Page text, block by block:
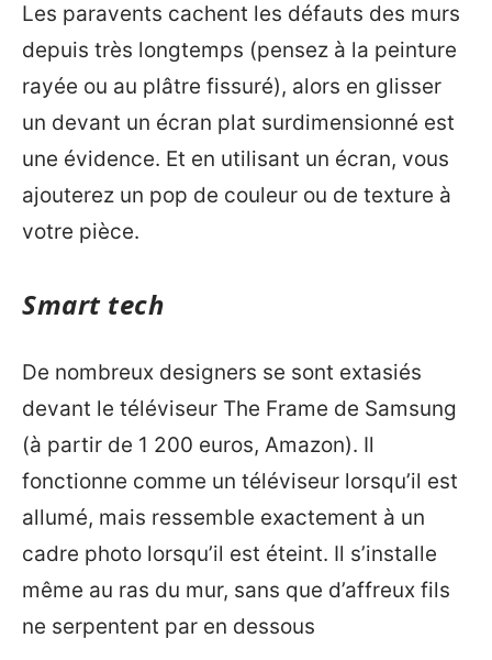
Les paravents cachent les défauts des murs
depuis très longtemps (pensez à la peinture
rayée ou au plâtre fissuré), alors en glisser
un devant un écran plat surdimensionné est
une évidence. Et en utilisant un écran, vous
ajouterez un pop de couleur ou de texture à
votre pièce.
Smart tech
De nombreux designers se sont extasiés
devant le téléviseur The Frame de Samsung
(à partir de 1 200 euros, Amazon). Il
fonctionne comme un téléviseur lorsqu’il est
allumé, mais ressemble exactement à un
cadre photo lorsqu’il est éteint. Il s’installe
même au ras du mur, sans que d’affreux fils
ne serpentent par en dessous